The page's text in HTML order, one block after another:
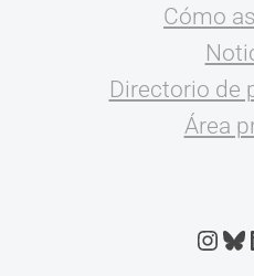
Cómo
Directorio de
Área